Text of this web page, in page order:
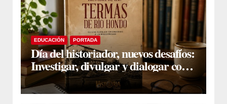
EDUCACIÓN PORTADA
Día del historiador, nuevos desafíos:
Investigar, divulgar y dialogar con
la sociedad